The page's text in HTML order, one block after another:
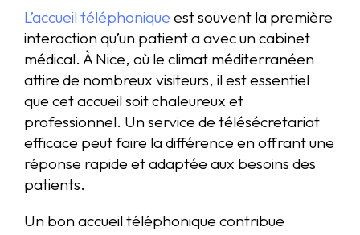
L’accueil téléphonique est souvent la première
interaction qu’un patient a avec un cabinet
médical. À Nice, où le climat méditerranéen
attire de nombreux visiteurs, il est essentiel
que cet accueil soit chaleureux et
professionnel. Un service de télésécretariat
efficace peut faire la différence en offrant une
réponse rapide et adaptée aux besoins des
patients.
Un bon accueil téléphonique contribue